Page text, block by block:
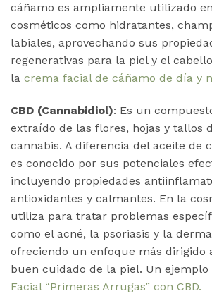
cáñamo es ampliamente utilizado
cosméticos como hidratantes,
labiales, aprovechando sus
regenerativas para la piel y el cabello​
la crema facial de cáñamo de día y
CBD (Cannabidiol): Es un
extraído de las flores, hojas y tallos
cannabis. A diferencia del aceite de
es conocido por sus potenciales
incluyendo propiedades
antioxidantes y calmantes. En la
utiliza para tratar problemas
como el acné, la psoriasis y la
ofreciendo un enfoque más dirigido
buen cuidado de la piel​​. Un ejemplo
Facial “Primeras Arrugas” con CBD.